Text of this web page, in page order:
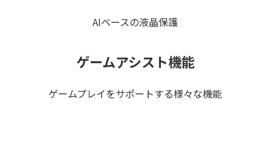
AIベースの液晶保護
ゲームアシスト機能
ゲームプレイをサポートする様々な機能